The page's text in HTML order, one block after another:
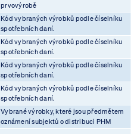
prvovýrobě
Kód vybraných výrobků podle číselníku
spotřebních daní.
Kód vybraných výrobků podle číselníku
spotřebních daní.
Kód vybraných výrobků podle číselníku
spotřebních daní.
Kód vybraných výrobků podle číselníku
spotřebních daní.
Vybrané výrobky, které jsou předmětem
oznámení subjektů o distribuci PHM